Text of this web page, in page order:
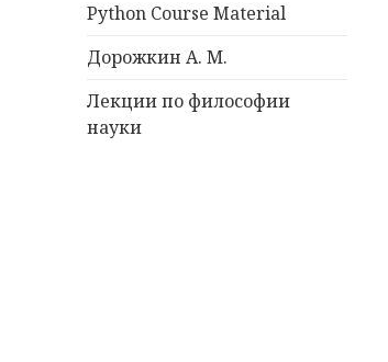
Python Course Material
Дорожкин А. М.
Лекции по философии
науки